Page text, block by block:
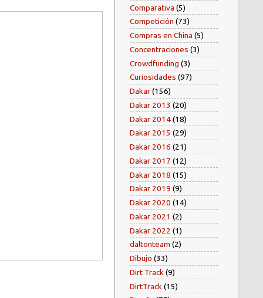
Comparativa (5)
Competición (73)
Compras en China (5)
Concentraciones (3)
Crowdfunding (3)
Curiosidades (97)
Dakar(156)
Dakar 2013 (20)
Dakar 2014(18)
Dakar 2015 (29)
Dakar 2016 (21)
Dakar 2017 (12)
Dakar 2018 (15)
Dakar 2019 (9)
Dakar 2020 (14)
Dakar 2021 (2)
Dakar 2022 (1)
daltonteam (2)
Dibujo (33)
Dirt Track (9)
DirtTrack (15)